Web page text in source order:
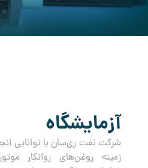
آزمایشگاه
شرکت نفت ری‌سان با توانایی
زمینه روغن‌های روانکار